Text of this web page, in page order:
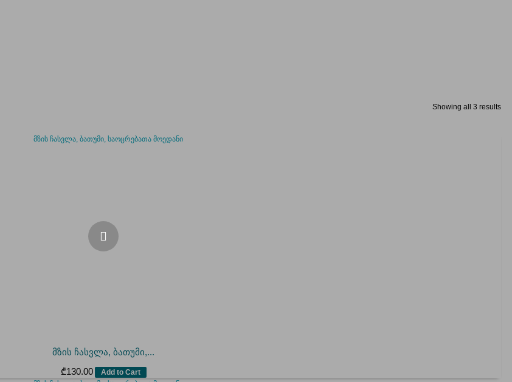
Showing all 3 results
მზის ჩასვლა, ბათუმი,...
₾130.00 Add to Cart